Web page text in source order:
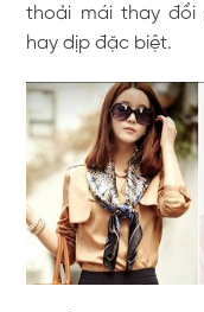
thoải mái thay đổi
hay dịp đặc biệt.